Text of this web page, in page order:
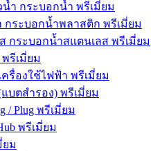
ำ กระบอกน้ำ พรีเมี่ยม
กระบอกน้ำพลาสติก พรีเมี่ยม
กระบอกน้ำสแตนเลส พรีเมี่ยม
รีเมี่ยม
รื่องใช้ไฟฟ้า พรีเมี่ยม
แบตสำรอง) พรีเมี่ยม
/ Plug พรีเมี่ยม
พรีเมี่ยม
ยม